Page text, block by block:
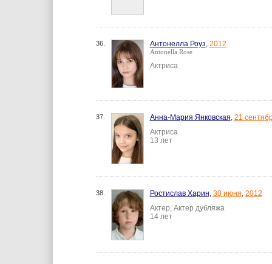
36. Антонелла Роуз, 2012
Antonella Rose
Актриса
37. Анна-Мария Янковская, 21
Актриса
13 лет
38. Ростислав Харин, 30 июня, 2012
Актер, Актер дубляжа
14 лет